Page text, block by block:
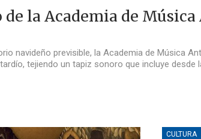
la Academia de
navideño previsible, la Academia de Música
tejiendo un tapiz sonoro que incluye
CULTURA